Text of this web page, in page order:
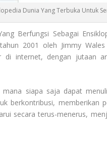
Dunia Yang Terbuka Untuk
Berfungsi Sebagai
2001 oleh Jimmy
di internet, dengan jutaan
siapa saja dapat
berkontribusi, memberikan
secara terus-menerus,